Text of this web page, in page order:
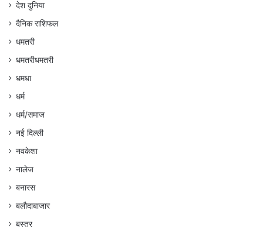
देश दुनिया
दैनिक राशिफल
धमतरी
धमतरीधमतरी
धमधा
धर्म
धर्म/समाज
नई दिल्ली
नवकेशा
नालेज
बनारस
बलौदाबाजार
बस्तर